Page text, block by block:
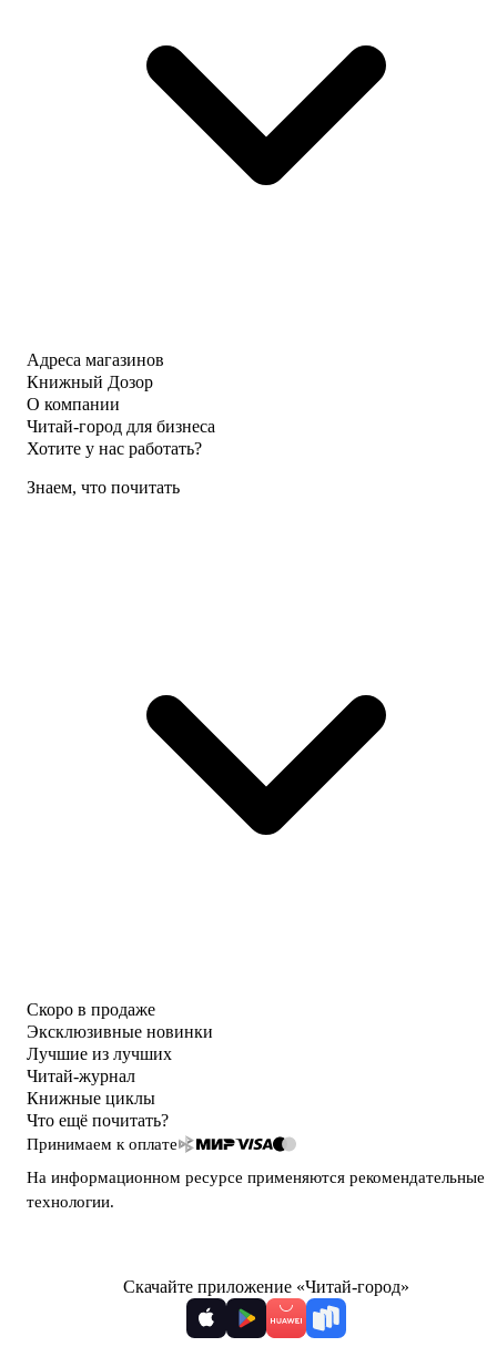
Адреса магазинов
Книжный Дозор
О компании
Читай-город для бизнеса
Хотите у нас работать?
Знаем, что почитать
Скоро в продаже
Эксклюзивные новинки
Лучшие из лучших
Читай-журнал
Книжные циклы
Что ещё почитать?
Принимаем к оплате
На информационном ресурсе применяются рекомендательные
технологии.
Скачайте приложение «Читай-город»